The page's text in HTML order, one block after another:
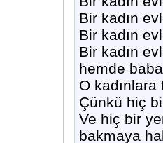
Bir kadın
Bir kadın
Bir kadın
hemde
O
Çünkü hiç
Ve hiç bir
bakmaya